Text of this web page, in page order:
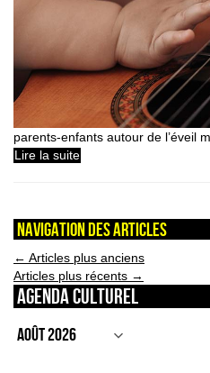
parents-enfants autour de l’éveil
Lire la suite
Navigation des articles
← Articles plus anciens
Articles plus récents →
Agenda culturel